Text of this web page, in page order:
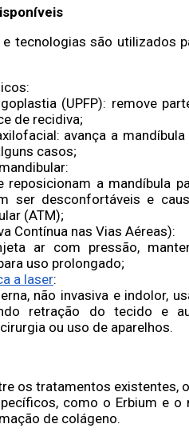
tecnologias são utilizados
(UPFP): remove
de recidiva;
avança a
casos;
reposicionam a mandíbula
ser desconfortáveis e
(ATM);
Contínua nas Vias Aéreas):
ar com pressão,
uso prolongado;
a laser:
não invasiva e indolor,
retração do tecido e
ou uso de aparelhos.
os tratamentos
como o Erbium e
de colágeno.